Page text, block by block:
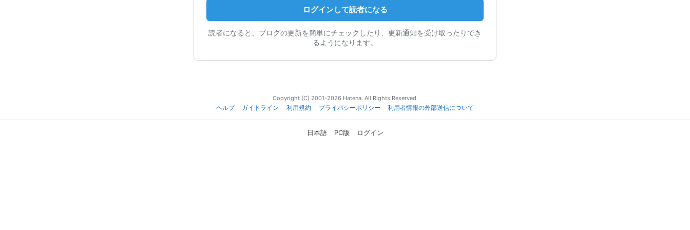
ログインして読者になる
読者になると、ブログの更新を簡単にチェックしたり、更新通知を受け取ったりでき
るようになります。
Copyright (C) 2001-2026 Hatena. All Rights Reserved.
ヘルプ
ガイドライン 利用規約 プライバシーポリシー 利用者情報の外部送信について
日本語 PC版 ログイン